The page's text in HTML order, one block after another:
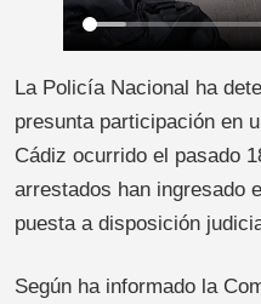
La Policía Nacional ha
presunta participación en
Cádiz ocurrido el pasado
arrestados han ingresado
puesta a disposición
Según ha informado la